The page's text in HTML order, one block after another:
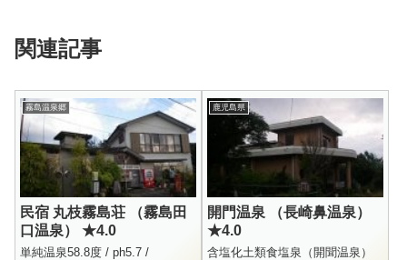
関連記事
霧島温泉郷
民宿 丸枝霧島荘 （霧島田
口温泉） ★4.0
単純温泉58.8度 / ph5.7 /
鹿児島県
開門温泉 （長崎鼻温泉）
★4.0
含塩化土類食塩泉（開聞温泉）